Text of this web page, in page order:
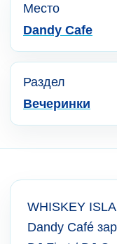
Место
Dandy Cafe
Раздел
Вечеринки
WHISKEY
Dandy Café